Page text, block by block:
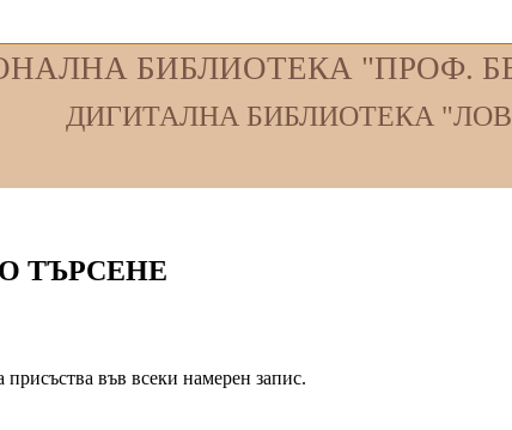
БИБЛИОТЕКА "ПРОФ.
ДИГИТАЛНА БИБЛИОТЕКА
ТЪРСЕНЕ
във всеки намерен запис.